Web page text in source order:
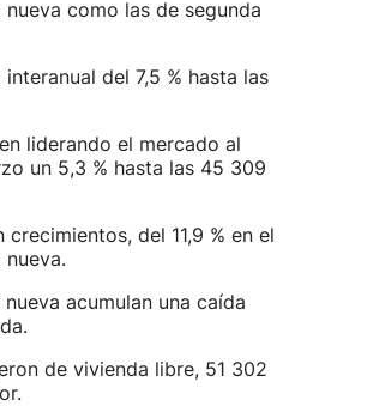
como las de segunda
del 7,5 % hasta las
liderando el mercado al
un 5,3 % hasta las 45 309
del 11,9 % en el
acumulan una caída
de vivienda libre, 51 302